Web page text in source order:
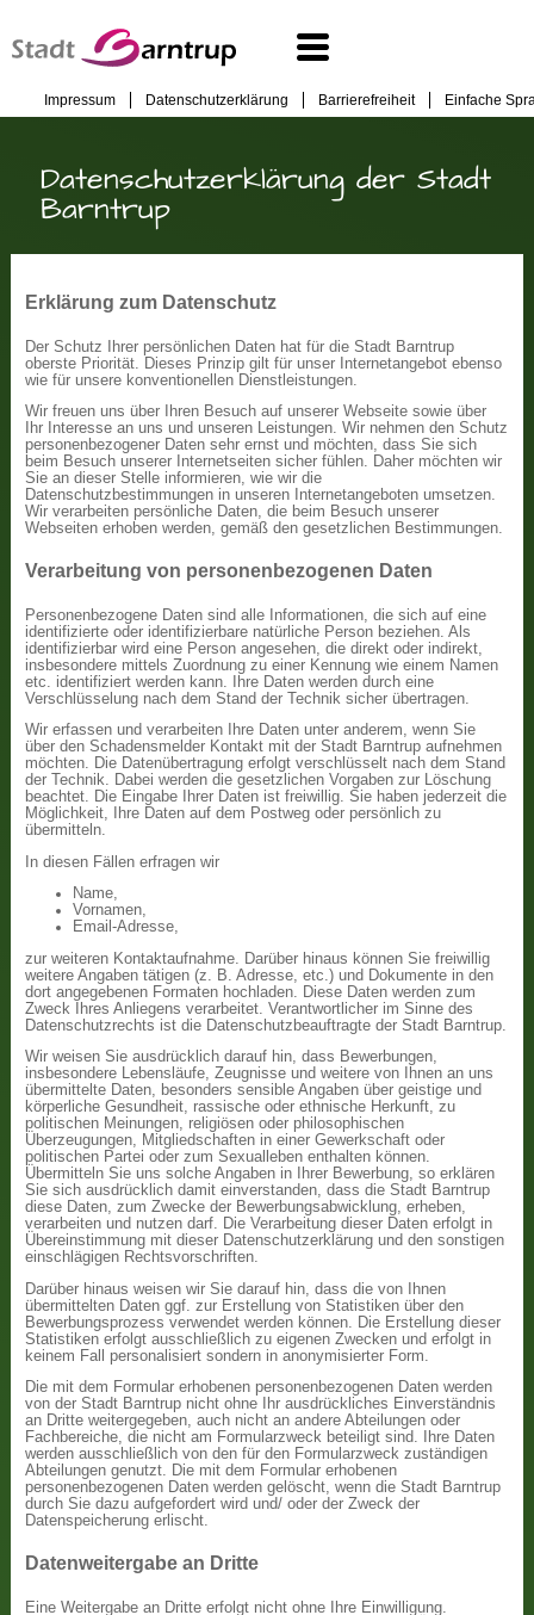
Impressum Datenschutzerklärung Barrierefreiheit Einfache
Datenschutzerklärung der Stadt
Barntrup
Erklärung zum Datenschutz
Der Schutz Ihrer persönlichen Daten hat für die Stadt Barntrup
oberste Priorität. Dieses Prinzip gilt für unser Internetangebot ebenso
wie für unsere konventionellen Dienstleistungen.
Wir freuen uns über Ihren Besuch auf unserer Webseite sowie über
Ihr Interesse an uns und unseren Leistungen. Wir nehmen den Schutz
personenbezogener Daten sehr ernst und möchten, dass Sie sich
beim Besuch unserer Internetseiten sicher fühlen. Daher möchten wir
Sie an dieser Stelle informieren, wie wir die
Datenschutzbestimmungen in unseren Internetangeboten umsetzen.
Wir verarbeiten persönliche Daten, die beim Besuch unserer
Webseiten erhoben werden, gemäß den gesetzlichen Bestimmungen.
Verarbeitung von personenbezogenen Daten
Personenbezogene Daten sind alle Informationen, die sich auf eine
identifizierte oder identifizierbare natürliche Person beziehen. Als
identifizierbar wird eine Person angesehen, die direkt oder indirekt,
insbesondere mittels Zuordnung zu einer Kennung wie einem Namen
etc. identifiziert werden kann. Ihre Daten werden durch eine
Verschlüsselung nach dem Stand der Technik sicher übertragen.
Wir erfassen und verarbeiten Ihre Daten unter anderem, wenn Sie
über den Schadensmelder Kontakt mit der Stadt Barntrup aufnehmen
möchten. Die Datenübertragung erfolgt verschlüsselt nach dem Stand
der Technik. Dabei werden die gesetzlichen Vorgaben zur Löschung
beachtet. Die Eingabe Ihrer Daten ist freiwillig. Sie haben jederzeit die
Möglichkeit, Ihre Daten auf dem Postweg oder persönlich zu
übermitteln.
In diesen Fällen erfragen wir
Name,
Vornamen,
Email-Adresse,
zur weiteren Kontaktaufnahme. Darüber hinaus können Sie freiwillig
weitere Angaben tätigen (z. B. Adresse, etc.) und Dokumente in den
dort angegebenen Formaten hochladen. Diese Daten werden zum
Zweck Ihres Anliegens verarbeitet. Verantwortlicher im Sinne des
Datenschutzrechts ist die Datenschutzbeauftragte der Stadt Barntrup.
Wir weisen Sie ausdrücklich darauf hin, dass Bewerbungen,
insbesondere Lebensläufe, Zeugnisse und weitere von Ihnen an uns
übermittelte Daten, besonders sensible Angaben über geistige und
körperliche Gesundheit, rassische oder ethnische Herkunft, zu
politischen Meinungen, religiösen oder philosophischen
Überzeugungen, Mitgliedschaften in einer Gewerkschaft oder
politischen Partei oder zum Sexualleben enthalten können.
Übermitteln Sie uns solche Angaben in Ihrer Bewerbung, so erklären
Sie sich ausdrücklich damit einverstanden, dass die Stadt Barntrup
diese Daten, zum Zwecke der Bewerbungsabwicklung, erheben,
verarbeiten und nutzen darf. Die Verarbeitung dieser Daten erfolgt in
Übereinstimmung mit dieser Datenschutzerklärung und den sonstigen
einschlägigen Rechtsvorschriften.
Darüber hinaus weisen wir Sie darauf hin, dass die von Ihnen
übermittelten Daten ggf. zur Erstellung von Statistiken über den
Bewerbungsprozess verwendet werden können. Die Erstellung dieser
Statistiken erfolgt ausschließlich zu eigenen Zwecken und erfolgt in
keinem Fall personalisiert sondern in anonymisierter Form.
Die mit dem Formular erhobenen personenbezogenen Daten werden
von der Stadt Barntrup nicht ohne Ihr ausdrückliches Einverständnis
an Dritte weitergegeben, auch nicht an andere Abteilungen oder
Fachbereiche, die nicht am Formularzweck beteiligt sind. Ihre Daten
werden ausschließlich von den für den Formularzweck zuständigen
Abteilungen genutzt. Die mit dem Formular erhobenen
personenbezogenen Daten werden gelöscht, wenn die Stadt Barntrup
durch Sie dazu aufgefordert wird und/ oder der Zweck der
Datenspeicherung erlischt.
Datenweitergabe an Dritte
Eine Weitergabe an Dritte erfolgt nicht ohne Ihre Einwilligung.